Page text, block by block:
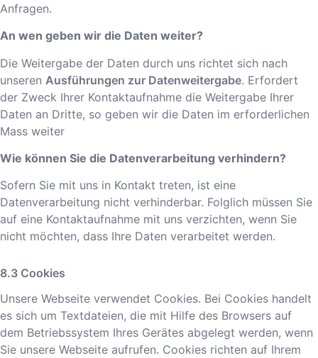
Anfragen.
An wen geben wir die Daten weiter?
Die Weitergabe der Daten durch uns richtet sich nach
unseren Ausführungen zur Datenweitergabe. Erfordert
der Zweck Ihrer Kontaktaufnahme die Weitergabe Ihrer
Daten an Dritte, so geben wir die Daten im erforderlichen
Mass weiter
Wie können Sie die Datenverarbeitung verhindern?
Sofern Sie mit uns in Kontakt treten, ist eine
Datenverarbeitung nicht verhinderbar. Folglich müssen Sie
auf eine Kontaktaufnahme mit uns verzichten, wenn Sie
nicht möchten, dass Ihre Daten verarbeitet werden.
Cookies
Unsere Webseite verwendet Cookies. Bei Cookies handelt
es sich um Textdateien, die mit Hilfe des Browsers auf
dem Betriebssystem Ihres Gerätes abgelegt werden, wenn
Sie unsere Webseite aufrufen. Cookies richten auf Ihrem